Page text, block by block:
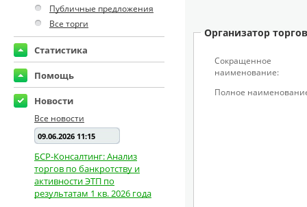
Публичные предложения
Все торги
Статистика
Помощь
Новости
Все новости
09.06.2026 11:15
БСР-Консалтинг: Анализ
торгов по банкротству и
активности ЭТП по
результатам 1 кв. 2026 года
Организатор торгов
Сокращенное
наименование:
Полное